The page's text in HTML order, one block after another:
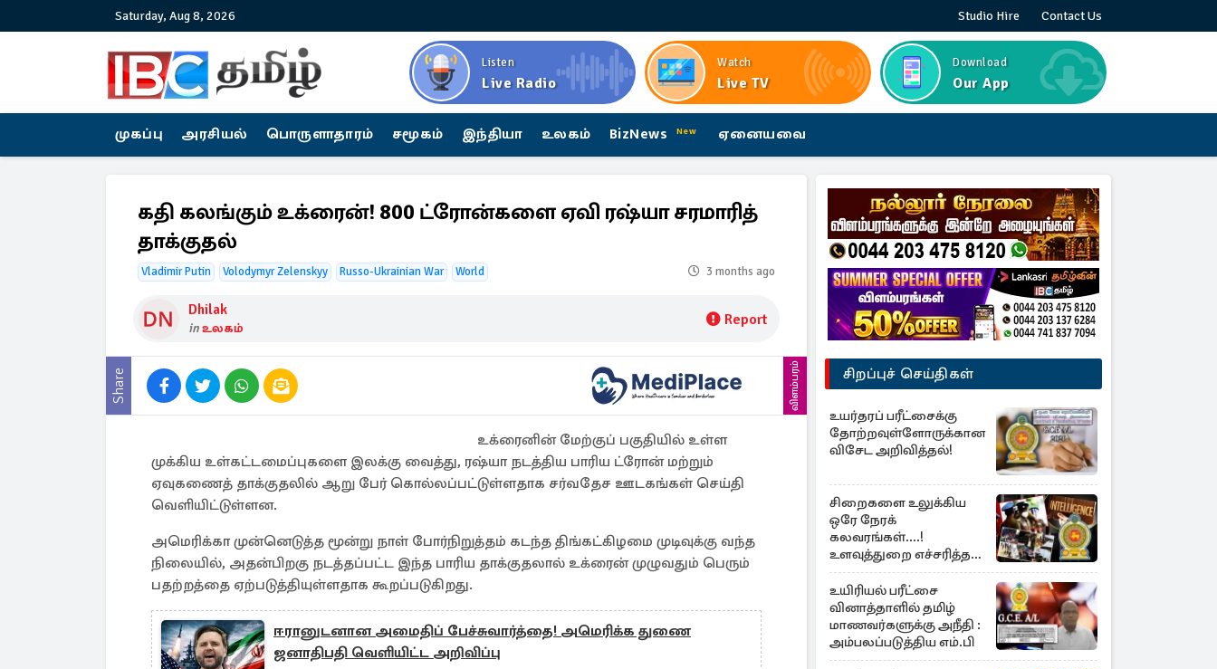
Saturday, Aug 8, 2026 Studio Hire Contact Us
Listen
Live Radio
Watch
Live TV
Download
Our App
முகப்பு அரசியல் பொருளாதாரம் சமூகம் இந்தியா உலகம் BizNews New ஏனையவை
கதி கலங்கும் உக்ரைன்! 800 ட்ரோன்களை ஏவி ரஷ்யா சரமாரித்
தாக்குதல்
Vladimir Putin Volodymyr Zelenskyy Russo-Ukrainian War World 3 months ago
Dhilak
inஉலகம் Report
Share விளம்பரம்
உக்ரைனின் மேற்குப் பகுதியில் உள்ள
முக்கிய உள்கட்டமைப்புகளை இலக்கு வைத்து, ரஷ்யா நடத்திய பாரிய ட்ரோன் மற்றும்
ஏவுகணைத் தாக்குதலில் ஆறு பேர் கொல்லப்பட்டுள்ளதாக சர்வதேச ஊடகங்கள் செய்தி
வெளியிட்டுள்ளன.
அமெரிக்கா முன்னெடுத்த மூன்று நாள் போர்நிறுத்தம் கடந்த திங்கட்கிழமை முடிவுக்கு வந்த
நிலையில், அதன்பிறகு நடத்தப்பட்ட இந்த பாரிய தாக்குதலால் உக்ரைன் முழுவதும் பெரும்
பதற்றத்தை ஏற்படுத்தியுள்ளதாக கூறப்படுகிறது.
ஈரானுடனான அமைதிப் பேச்சுவார்த்தை! அமெரிக்க துணை
ஜனாதிபதி வெளியிட்ட அறிவிப்பு
சிறப்புச் செய்திகள்
உயர்தரப் பரீட்சைக்கு
தோற்றவுள்ளோருக்கான
விசேட அறிவித்தல்!
சிறைகளை உலுக்கிய
ஒரே நேரக்
கலவரங்கள்....!
உளவுத்துறை எச்சரித்த
பாரிய சதி அம்பலம்
உயிரியல் பரீட்சை
வினாத்தாளில் தமிழ்
மாணவர்களுக்கு அநீதி :
அம்பலப்படுத்திய எம்.பி